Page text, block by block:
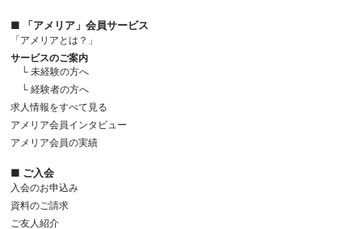
■ 「アメリア」会員サービス
「アメリアとは？」
サービスのご案内
└ 未経験の方へ
└ 経験者の方へ
求人情報をすべて見る
アメリア会員インタビュー
アメリア会員の実績
■ ご入会
入会のお申込み
資料のご請求
ご友人紹介